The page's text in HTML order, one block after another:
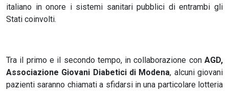
italiano in onore i sistemi sanitari pubblici di entrambi gli
Stati coinvolti.
Tra il primo e il secondo tempo, in collaborazione con AGD,
Associazione Giovani Diabetici di Modena, alcuni giovani
pazienti saranno chiamati a sfidarsi in una particolare lotteria